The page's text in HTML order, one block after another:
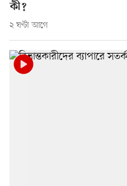
কী?
২ ঘণ্টা আগে